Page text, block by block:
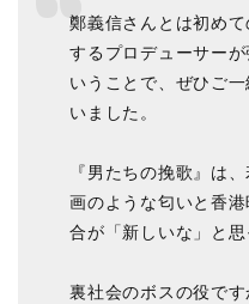
鄭義信さんとは初め
するプロデューサー
いうことで、ぜひご
いました。
『男たちの挽歌』は
画のような匂いと香
合が「新しいな」と思
裏社会のボスの役で